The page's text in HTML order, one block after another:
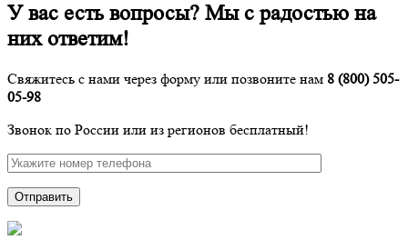
У вас есть вопросы? Мы с радостью на
них ответим!
Свяжитесь с нами через форму или позвоните нам 8 (800) 505-
05-98
Звонок по России или из регионов бесплатный!
Отправить